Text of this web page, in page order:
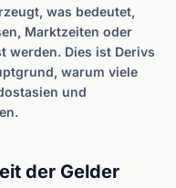
was bedeutet,
Marktzeiten oder
werden. Dies ist Derivs
warum viele
und
der Gelder